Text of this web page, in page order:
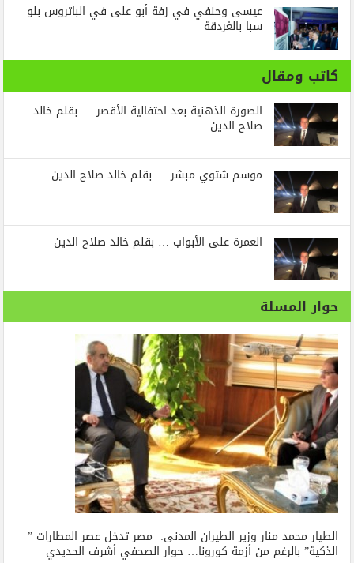
عيسى وحنفي في زفة أبو على في الباتروس بلو
سبا بالغردقة
كاتب ومقال
الصورة الذهنية بعد احتفالية الأقصر … بقلم خالد
صلاح الدين
موسم شتوي مبشر … بقلم خالد صلاح الدين
العمرة على الأبواب … بقلم خالد صلاح الدين
حوار المسلة
الطيار محمد منار وزير الطيران المدنى: مصر تدخل عصر المطارات ”
الذكية” بالرغم من أزمة كورونا… حوار الصحفي أشرف الحديدي